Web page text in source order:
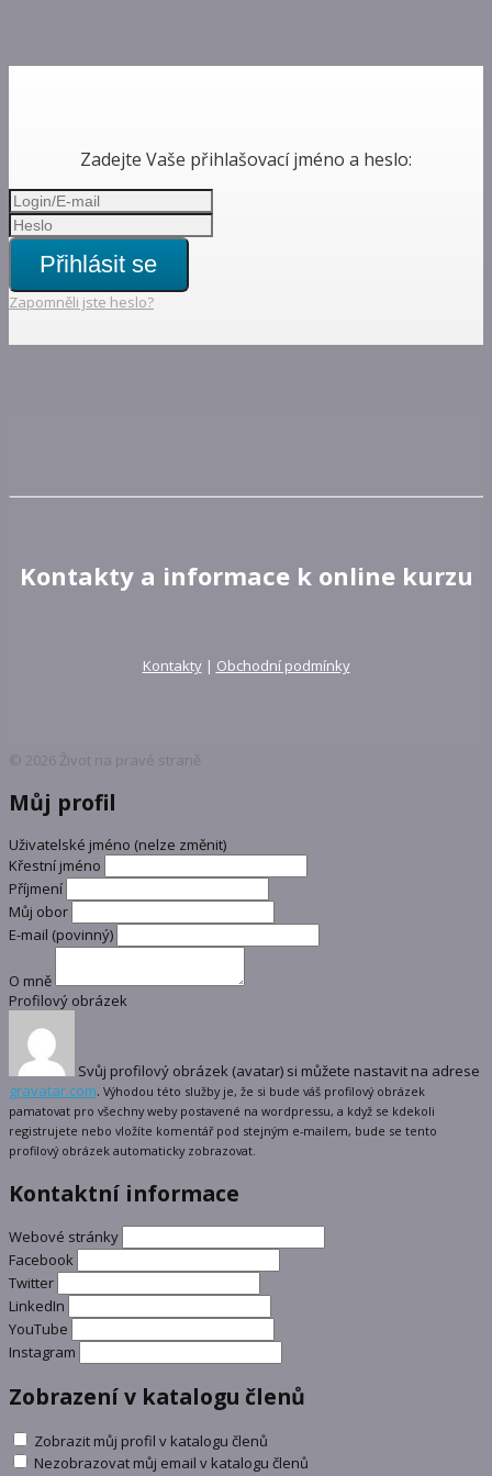
Zadejte Vaše přihlašovací jméno a heslo:
Přihlásit se
Zapomněli jste heslo?
Kontakty a informace k online kurzu
Kontakty| Obchodní podmínky
© 2026 Život na pravé straně
Můj profil
Uživatelské jméno (nelze změnit)
Křestní jméno
Příjmení
Můj obor
E-mail (povinný)
O mně
Profilový obrázek
Svůj profilový obrázek (avatar) si můžete nastavit na adrese
gravatar.com. Výhodou této služby je, že si bude váš profilový obrázek
pamatovat pro všechny weby postavené na wordpressu, a když se kdekoli
registrujete nebo vložíte komentář pod stejným e-mailem, bude se tento
profilový obrázek automaticky zobrazovat.
Kontaktní informace
Webové stránky
Facebook
Twitter
LinkedIn
YouTube
Instagram
Zobrazení v katalogu členů
Zobrazit můj profil v katalogu členů
Nezobrazovat můj email v katalogu členů